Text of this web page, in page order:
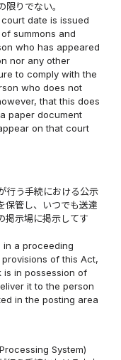
りでない。
date is issued
summons and
who has appeared
nor any other
to comply with the
who does not
that this does
paper document
on that court
行う手続における公示
保管し、いつでも送達
掲示場に掲示してす
in a proceeding
of this Act,
in possession of
it to the person
in the posting area
System)